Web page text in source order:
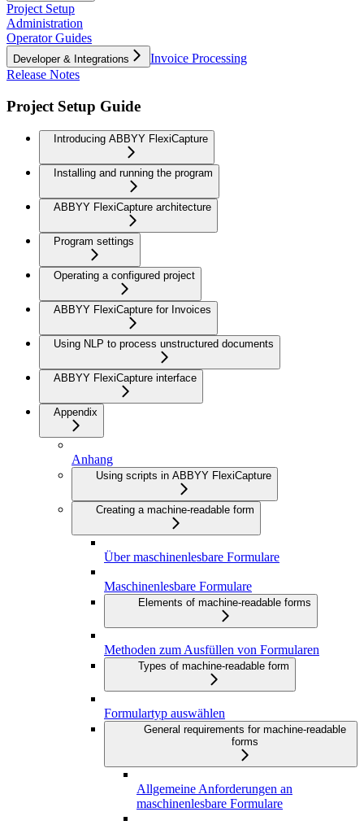
Project Setup
Administration
Operator Guides
Developer & Integrations
Invoice Processing
Release Notes
Project Setup Guide
Introducing ABBYY FlexiCapture
Installing and running the program
ABBYY FlexiCapture architecture
Program settings
Operating a configured project
ABBYY FlexiCapture for Invoices
Using NLP to process unstructured documents
ABBYY FlexiCapture interface
Appendix
Anhang
Using scripts in ABBYY FlexiCapture
Creating a machine-readable form
Über maschinenlesbare Formulare
Maschinenlesbare Formulare
Elements of machine-readable forms
Methoden zum Ausfüllen von Formularen
Types of machine-readable form
Formulartyp auswählen
General requirements for machine-readable
forms
Allgemeine Anforderungen an
maschinenlesbare Formulare